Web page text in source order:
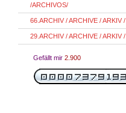
/ARCHIVOS/
66.ARCHIV / ARCHIVE / ARKIV /
29.ARCHIV / ARCHIVE / ARKIV /
Gefällt mir 2.900